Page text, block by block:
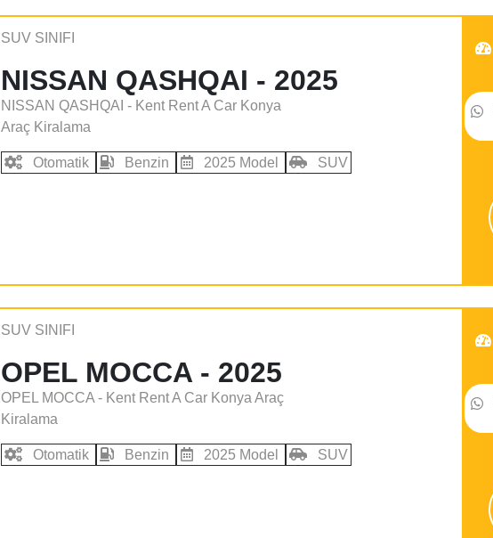
SUV SINIFI
NISSAN QASHQAI - 2025
NISSAN QASHQAI - Kent Rent A Car Konya
Araç Kiralama
Otomatik Benzin 2025 Model SUV
SUV SINIFI
OPEL MOCCA - 2025
OPEL MOCCA - Kent Rent A Car Konya Araç
Kiralama
Otomatik Benzin 2025 Model SUV